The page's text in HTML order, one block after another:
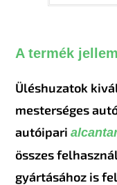
A termék
Üléshuzatok
mesterséges
autóipari
összes
gyártásához is